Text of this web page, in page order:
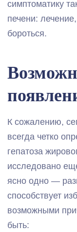
симптоматику
печени:
бороться.
К сожалению,
всегда четко
гепатоза
исследовано
ясно одно —
способствует
возможными
быть: